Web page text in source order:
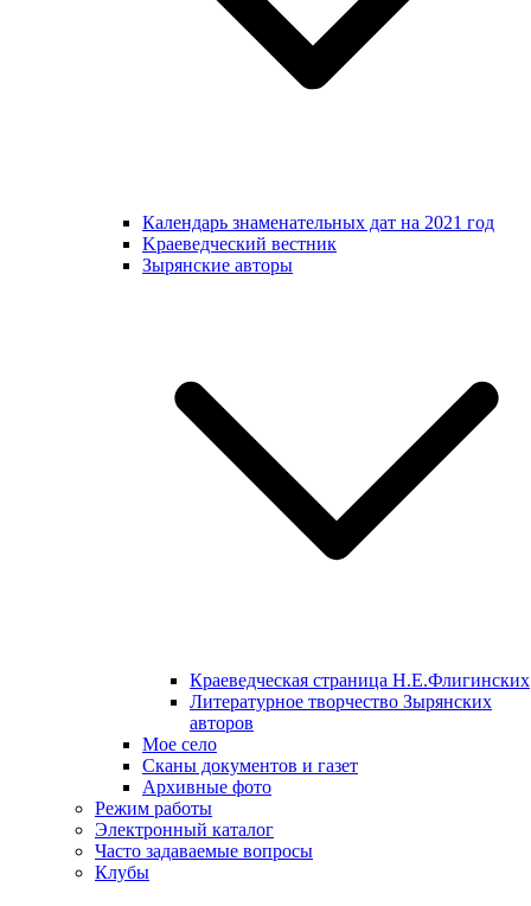
Календарь знаменательных дат на 2021 год
Kраеведческий вестник
Зырянские авторы
Краеведческая страница Н.Е.Флигинских
Литературное творчество Зырянских
авторов
Мое село
Сканы документов и газет
Архивные фото
Режим работы
Электронный каталог
Часто задаваемые вопросы
Клубы